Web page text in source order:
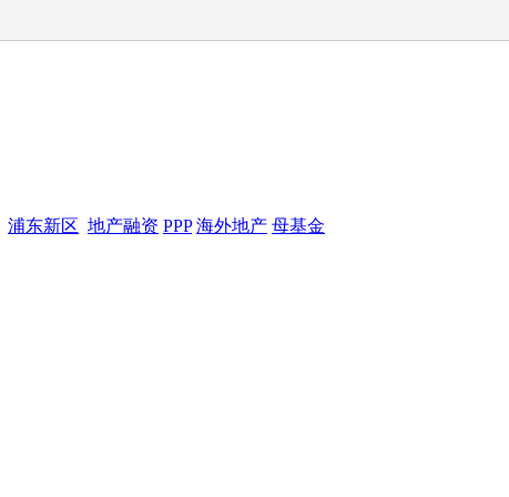
浦东新区 地产融资 PPP 海外地产 母基金